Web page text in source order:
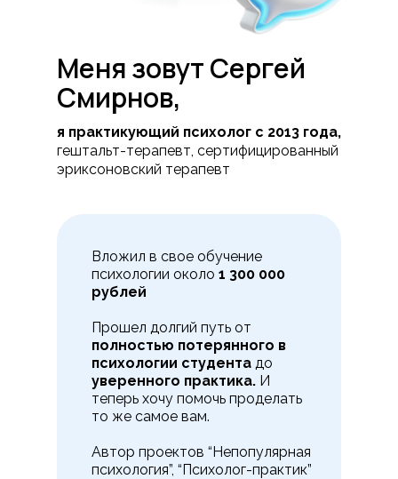
Меня зовут Сергей
Смирнов,
я практикующий психолог с 2013 года,
гештальт-терапевт, сертифицированный
эриксоновский терапевт
Вложил в свое обучение
психологии около 1 300 000
рублей
Прошел долгий путь от
полностью потерянного в
психологии студента до
уверенного практика. И
теперь хочу помочь проделать
то же самое вам.
Автор проектов “Непопулярная
психология”, “Психолог-практик”